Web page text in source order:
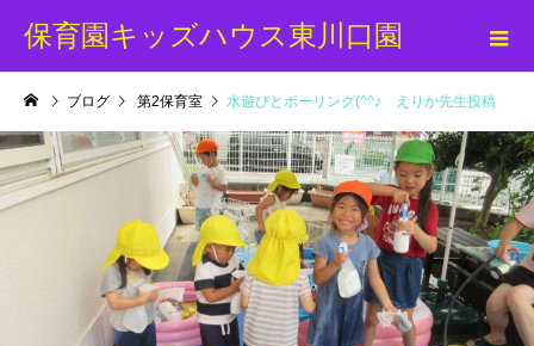
保育園キッズハウス東川口園
ブログ 第2保育室 水遊びとボーリング(^^♪ えりか先生投稿